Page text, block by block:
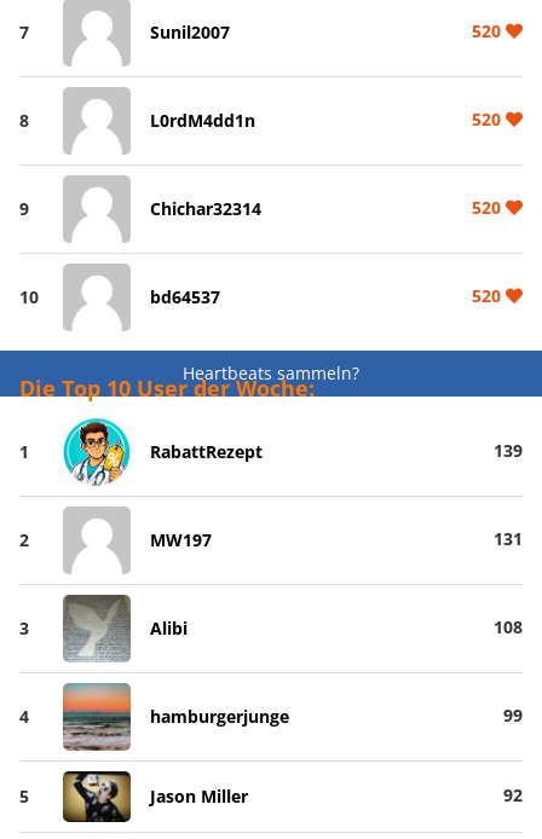
7 Sunil2007 520
8 L0rdM4dd1n 520
9 Chichar32314 520
10 bd64537 520
Heartbeats sammeln?
Die Top 10 User der Woche:
1 RabattRezept 139
2 MW197 131
3 Alibi 108
4 hamburgerjunge 99
5 Jason Miller 92